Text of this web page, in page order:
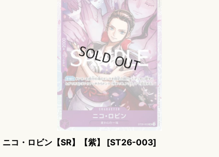
ニコ・ロビン【SR】【紫】 [ST26-003]